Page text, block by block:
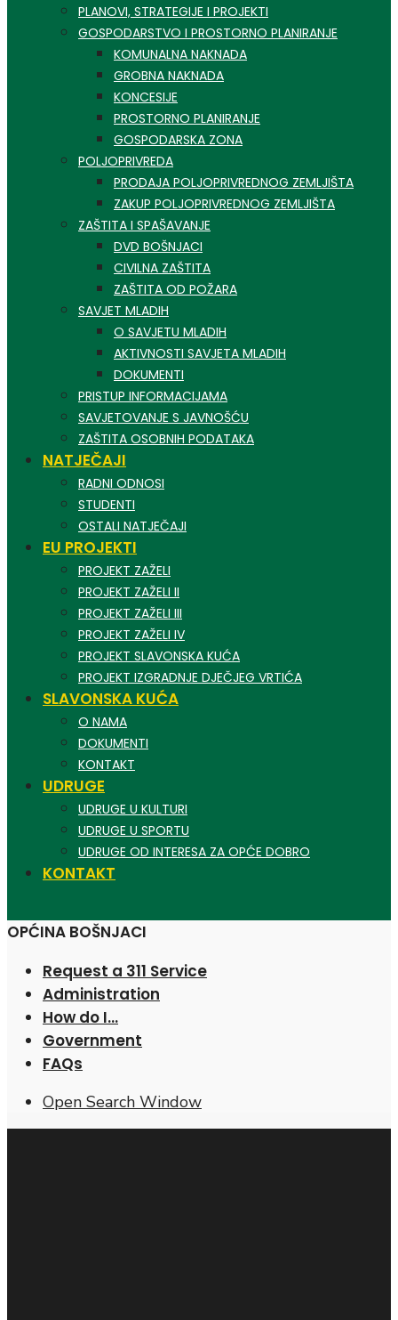
PLANOVI, STRATEGIJE I PROJEKTI
GOSPODARSTVO I PROSTORNO PLANIRANJE
KOMUNALNA NAKNADA
GROBNA NAKNADA
KONCESIJE
PROSTORNO PLANIRANJE
GOSPODARSKA ZONA
POLJOPRIVREDA
PRODAJA POLJOPRIVREDNOG ZEMLJIŠTA
ZAKUP POLJOPRIVREDNOG ZEMLJIŠTA
ZAŠTITA I SPAŠAVANJE
DVD BOŠNJACI
CIVILNA ZAŠTITA
ZAŠTITA OD POŽARA
SAVJET MLADIH
O SAVJETU MLADIH
AKTIVNOSTI SAVJETA MLADIH
DOKUMENTI
PRISTUP INFORMACIJAMA
SAVJETOVANJE S JAVNOŠĆU
ZAŠTITA OSOBNIH PODATAKA
NATJEČAJI
RADNI ODNOSI
STUDENTI
OSTALI NATJEČAJI
EU PROJEKTI
PROJEKT ZAŽELI
PROJEKT ZAŽELI II
PROJEKT ZAŽELI III
PROJEKT ZAŽELI IV
PROJEKT SLAVONSKA KUĆA
PROJEKT IZGRADNJE DJEČJEG VRTIĆA
SLAVONSKA KUĆA
O NAMA
DOKUMENTI
KONTAKT
UDRUGE
UDRUGE U KULTURI
UDRUGE U SPORTU
UDRUGE OD INTERESA ZA OPĆE DOBRO
KONTAKT
OPĆINA BOŠNJACI
Request a 311 Service
Administration
How do I…
Government
FAQs
Open Search Window